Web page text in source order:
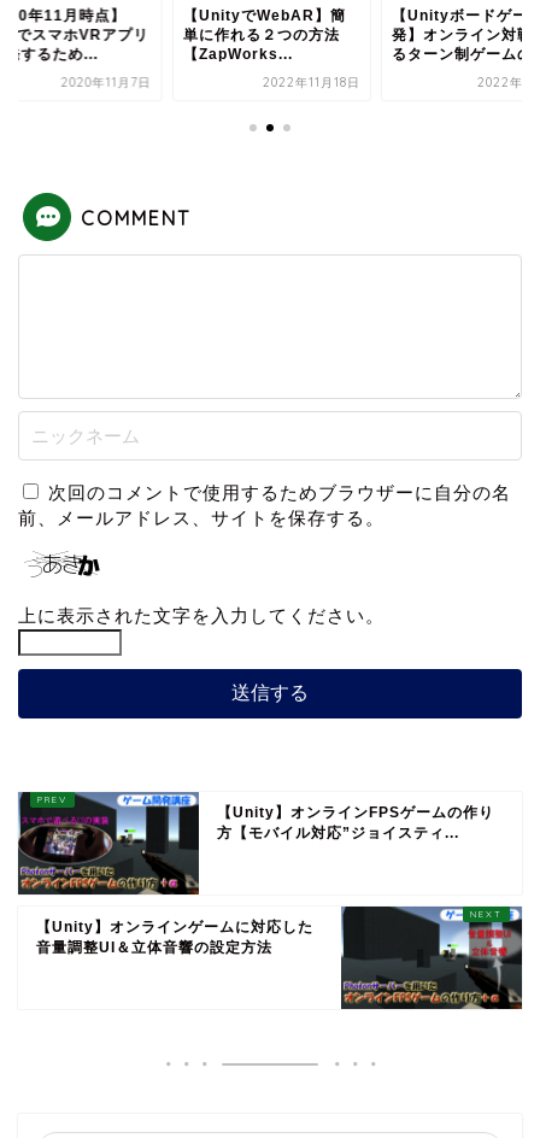
でWebAR】簡
作れる２つの方法
2022年11月18日
【Unityボードゲーム開
発】オンライン対戦でき
るターン制ゲームの...
2022年11月8日
【2020年11月時点
UnityでスマホVRア
を開発するため...
2020年11
COMMENT
次回のコメントで使用するためブラウザーに自分の名
前、メールアドレス、サイトを保存する。
上に表示された文字を入力してください。
【Unity】オンラインFPSゲームの作り
方【モバイル対応”ジョイスティ...
【Unity】オンラインゲームに対応した
音量調整UI＆立体音響の設定方法